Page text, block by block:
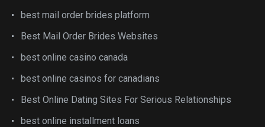
best mail order brides platform
Best Mail Order Brides Websites
best online casino canada
best online casinos for canadians
Best Online Dating Sites For Serious Relationships
best online installment loans